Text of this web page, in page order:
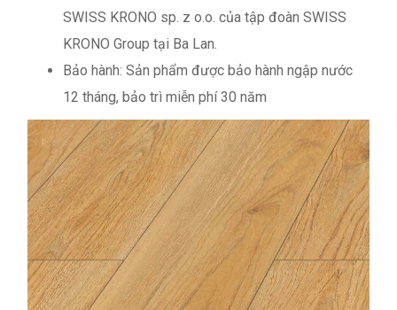
SWISS KRONO sp. z o.o. của tập đoàn SWISS
KRONO Group tại Ba Lan.
Bảo hành: Sản phẩm được bảo hành ngập nước
12 tháng, bảo trì miễn phí 30 năm